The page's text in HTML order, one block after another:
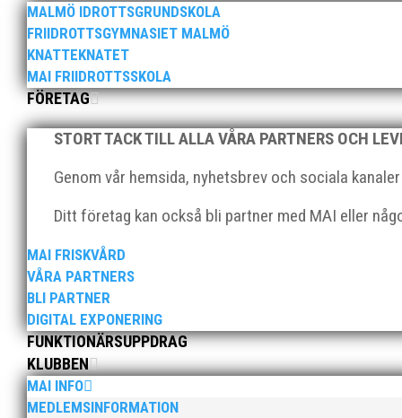
MALMÖ IDROTTSGRUNDSKOLA
FRIIDROTTSGYMNASIET MALMÖ
KNATTEKNATET
MAI FRIIDROTTSSKOLA
FÖRETAG
STORT TACK TILL ALLA VÅRA PARTNERS OCH
Genom vår hemsida, nyhetsbrev och sociala
Ditt företag kan också bli partner med MAI eller
MAI FRISKVÅRD
VÅRA PARTNERS
BLI PARTNER
DIGITAL EXPONERING
FUNKTIONÄRSUPPDRAG
KLUBBEN
MAI INFO
MEDLEMSINFORMATION
2025 innebar något av ett internationellt genombrott
När Friidrottssverige samlades för fest gick en av
och bland annat fanns ordförande Fredrik Wennolf